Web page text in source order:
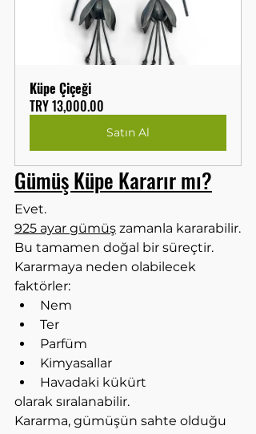
Küpe Çiçeği
TRY 13,000.00
Satın Al
Gümüş Küpe Kararır mı?
Evet.
925 ayar gümüş zamanla kararabilir.
Bu tamamen doğal bir süreçtir.
Kararmaya neden olabilecek
faktörler:
Nem
Ter
Parfüm
Kimyasallar
Havadaki kükürt
olarak sıralanabilir.
Kararma, gümüşün sahte olduğu